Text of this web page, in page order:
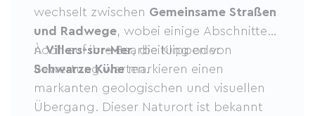
wechselt zwischen Gemeinsame Straßen
und Radwege, wobei einige Abschnitte
noch auf ihre Bearbeitung oder
Bewertung warten.
ÀVillers-sur-Mer, die Klippen von
Schwarze Kühemarkieren einen
markanten geologischen und visuellen
Übergang. Dieser Naturort ist bekannt